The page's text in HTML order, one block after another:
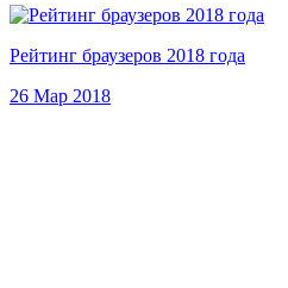
Рейтинг браузеров 2018 года
26 Мар 2018